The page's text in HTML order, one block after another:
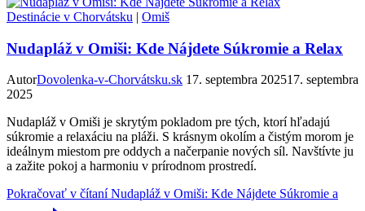
Destinácie v Chorvátsku | Omiš
Nudapláž v Omiši: Kde Nájdete Súkromie a Relax
AutorDovolenka-v-Chorvátsku.sk 17. septembra 202517. septembra
2025
Nudapláž v Omiši je skrytým pokladom pre tých, ktorí hľadajú
súkromie a relaxáciu na pláži. S krásnym okolím a čistým morom je
ideálnym miestom pre oddych a načerpanie nových síl. Navštívte ju
a zažite pokoj a harmoniu v prírodnom prostredí.
Pokračovať v čítaní Nudapláž v Omiši: Kde Nájdete Súkromie a